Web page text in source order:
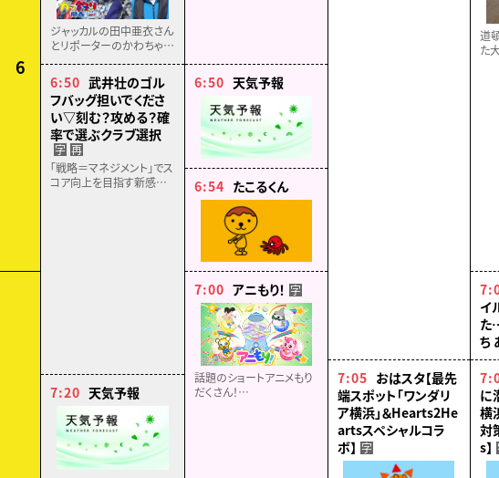
6
ジャッカルの田中亜衣さん
とリポーターのかわちゃん
が和歌山県・印南でイカメ
タルに挑戦。スッテを手に
した2人はスルメイカを釣
ることができるのか？！
6:50 武井壮のゴル
フバッグ担いでくださ
い▽刻む？攻める？確
率で選ぶクラブ選択
字 再
「戦略＝マネジメント」でス
コア向上を目指す新感覚
7:20 天気予報
見えてきます。
6:50 天気予報
6:54 たこるくん
7:00 アニもり！ 字
話題のショートアニメもり
だくさん！
7:05 おはスタ【最先
端スポット「ワンダリ
ア横浜」＆Hearts2He
artsスペシャルコラ
ボ】 字
道
た
イ
た
ち
に
横
対
s】